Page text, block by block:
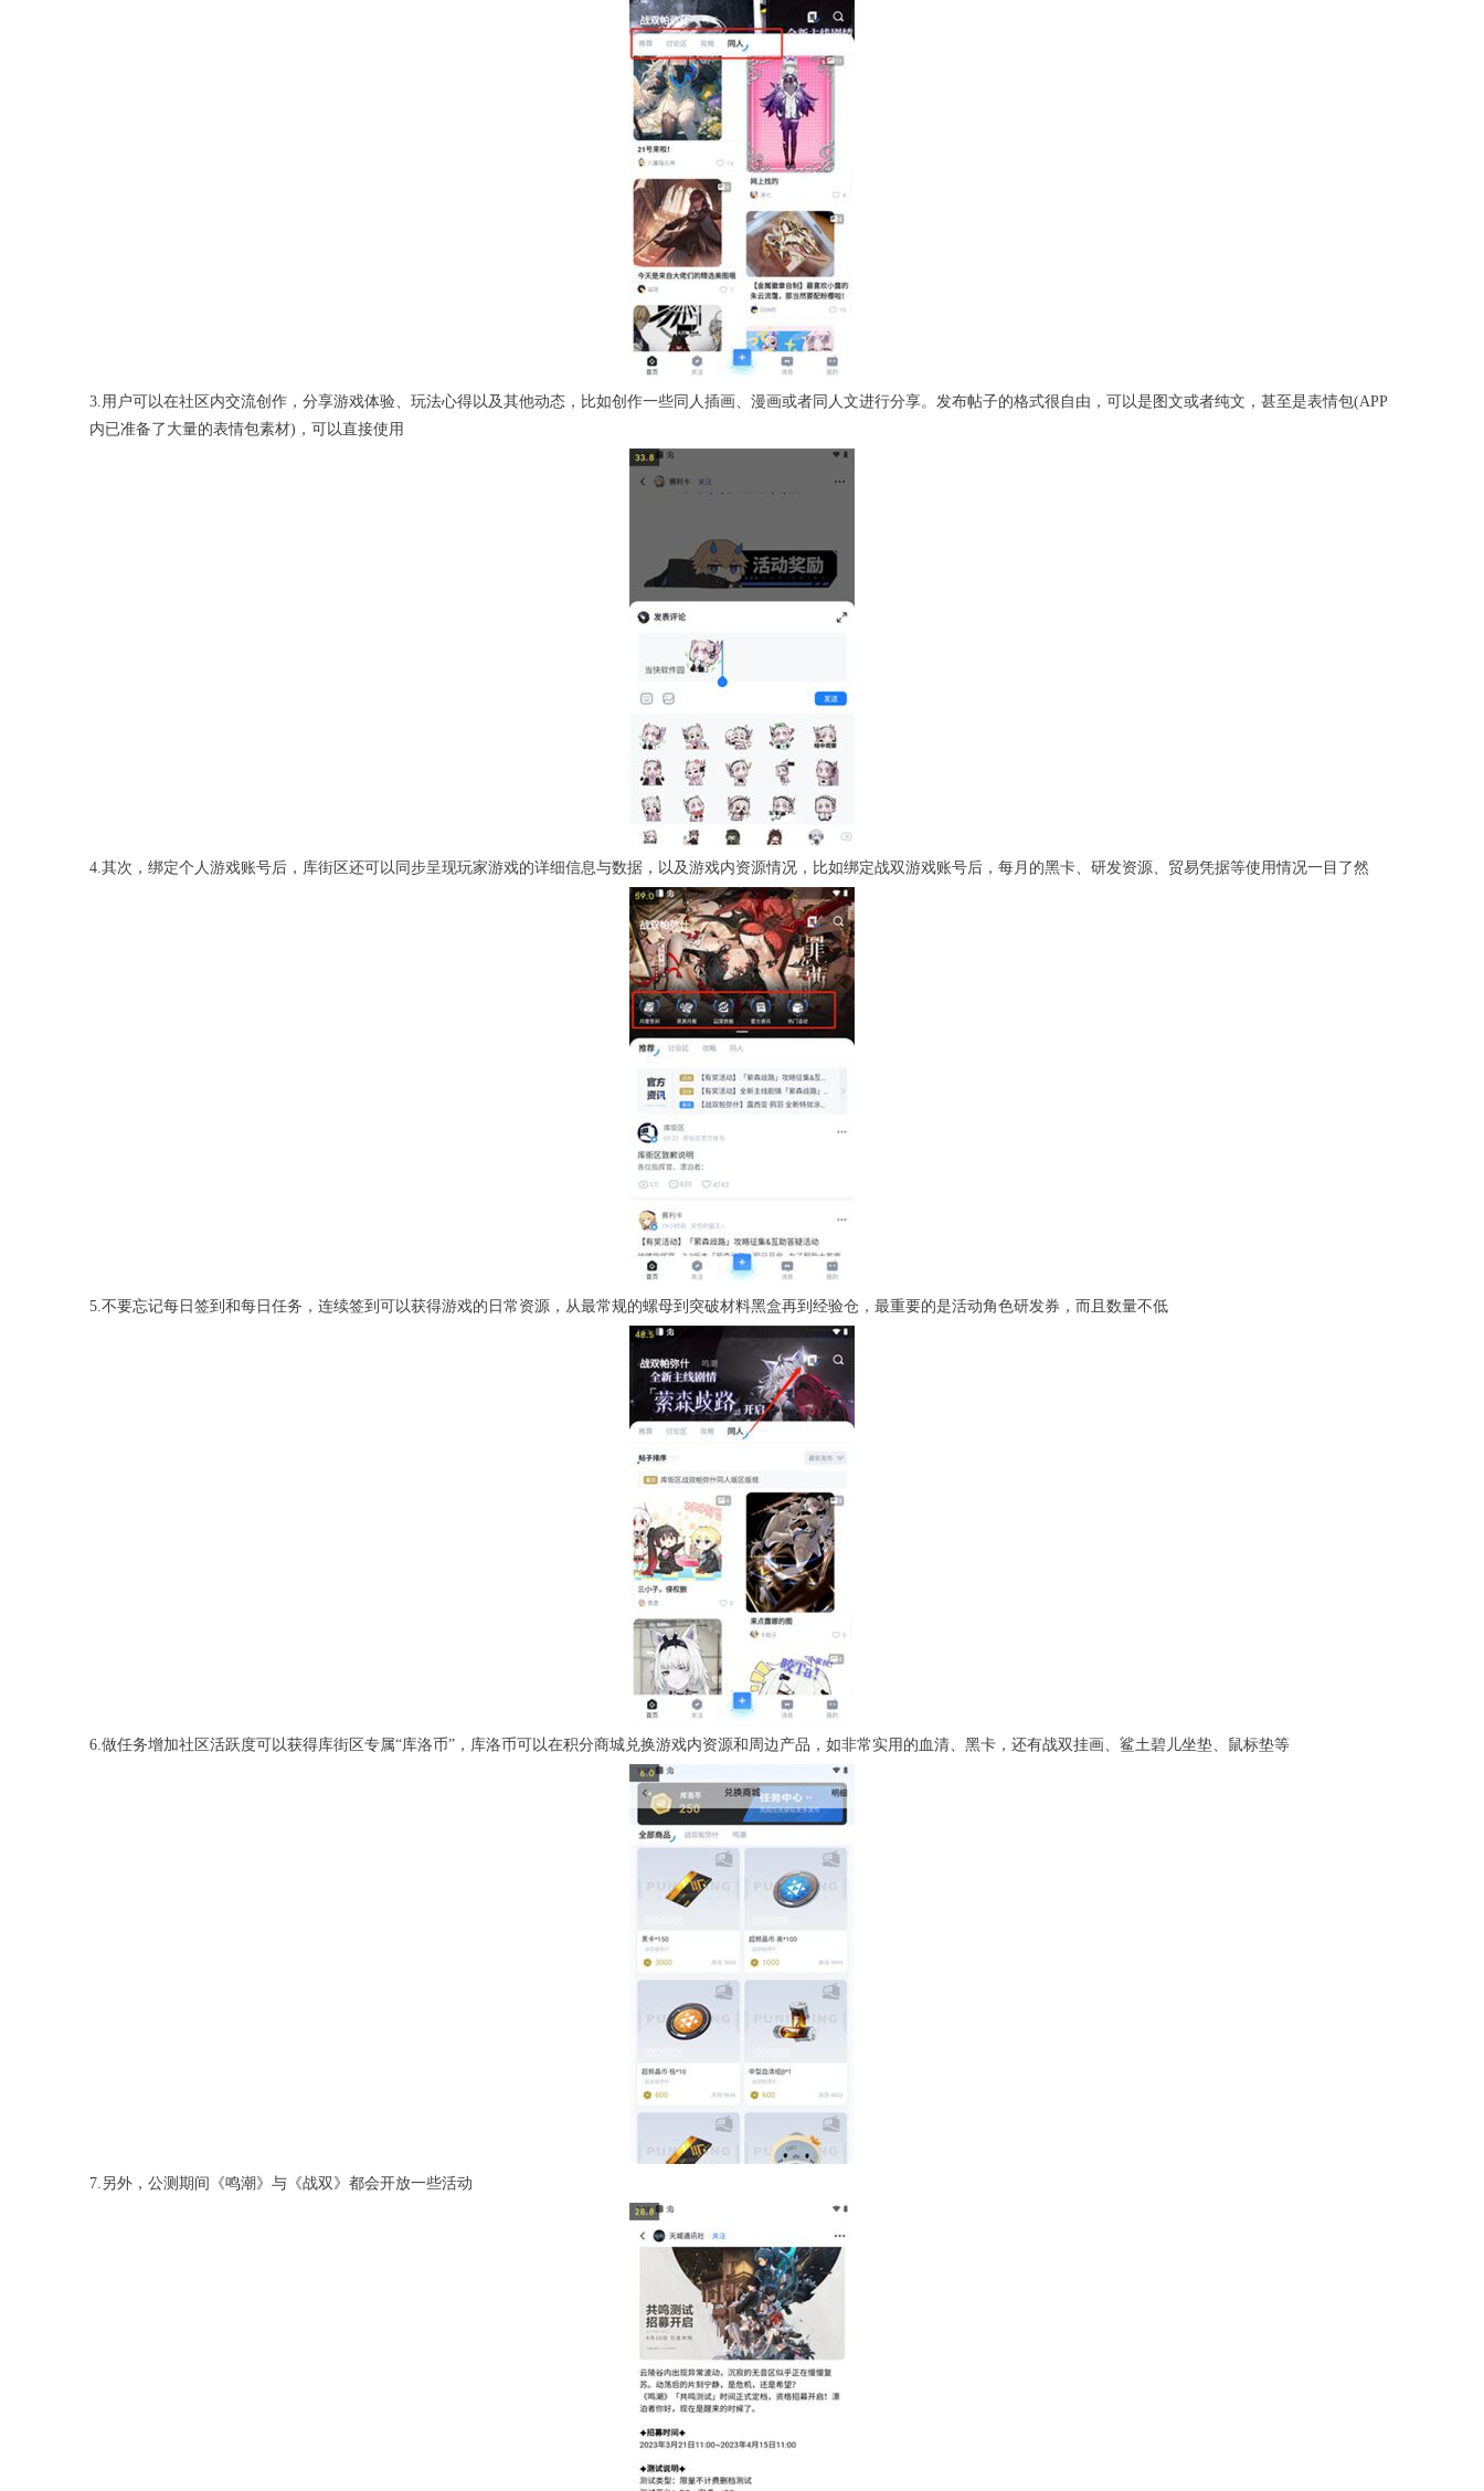
3.用户可以在社区内交流创作，分享游戏体验、玩法心得以及其他动态，比如创作一些同人插画、漫画或者同人文进行分享。发布帖子的格式很自由，可以是图文或者纯文，甚至是表情包(APP
内已准备了大量的表情包素材)，可以直接使用
4.其次，绑定个人游戏账号后，库街区还可以同步呈现玩家游戏的详细信息与数据，以及游戏内资源情况，比如绑定战双游戏账号后，每月的黑卡、研发资源、贸易凭据等使用情况一目了然
5.不要忘记每日签到和每日任务，连续签到可以获得游戏的日常资源，从最常规的螺母到突破材料黑盒再到经验仓，最重要的是活动角色研发券，而且数量不低
6.做任务增加社区活跃度可以获得库街区专属“库洛币”，库洛币可以在积分商城兑换游戏内资源和周边产品，如非常实用的血清、黑卡，还有战双挂画、鲨土碧儿坐垫、鼠标垫等
7.另外，公测期间《鸣潮》与《战双》都会开放一些活动